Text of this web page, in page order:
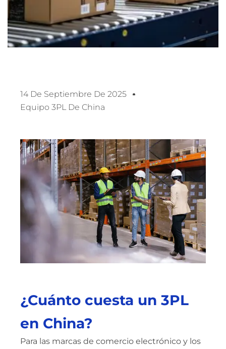
14 De Septiembre De 2025
Equipo 3PL De China
¿Cuánto cuesta un 3PL
en China?
Para las marcas de comercio electrónico y los